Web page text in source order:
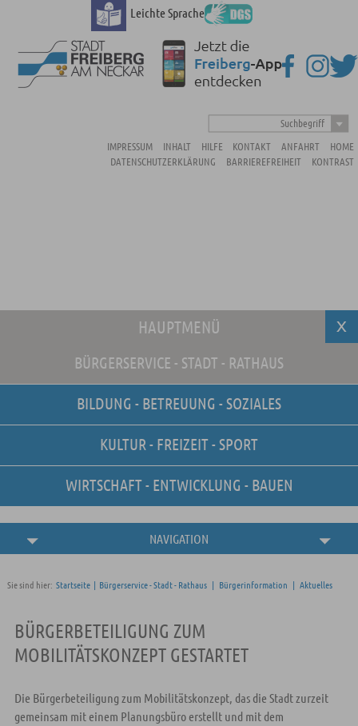
Leichte Sprache
Suchbegriff
IMPRESSUM
INHALT HILFE KONTAKT ANFAHRT
HOME
DATENSCHUTZERKLÄRUNG
BARRIEREFREIHEIT KONTRAST
HAUPTMENÜ
BÜRGERSERVICE - STADT - RATHAUS
BILDUNG - BETREUUNG - SOZIALES
KULTUR - FREIZEIT - SPORT
WIRTSCHAFT - ENTWICKLUNG - BAUEN
Unsere Stellenangebote
Online-Terminvereinbarung
Amtliche
Bekanntmachungen
NAVIGATION
Sie sind hier: Startseite | Bürgerservice - Stadt - Rathaus | Bürgerinformation | Aktuelles
BÜRGERBETEILIGUNG ZUM
MOBILITÄTSKONZEPT GESTARTET
Die Bürgerbeteiligung zum Mobilitätskonzept, das die Stadt zurzeit
gemeinsam mit einem Planungsbüro erstellt und mit dem